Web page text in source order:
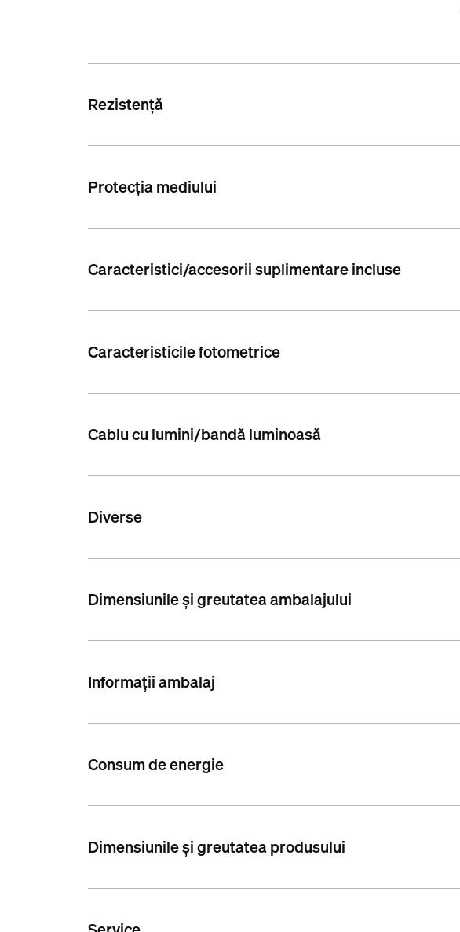
Rezistență
Protecția mediului
Caracteristici/accesorii suplimentare incluse
Caracteristicile fotometrice
Cablu cu lumini/bandă luminoasă
Diverse
Dimensiunile și greutatea ambalajului
Informații ambalaj
Consum de energie
Dimensiunile și greutatea produsului